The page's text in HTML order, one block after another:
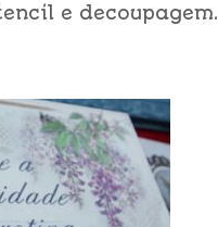
e decoupagem.